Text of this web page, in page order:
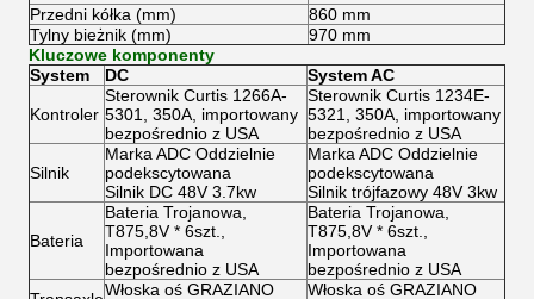
Przedni kółka (mm)
860 mm
Tylny bieżnik (mm)
970 mm
Kluczowe komponenty
System
DC System AC
Kontroler
Sterownik Curtis 1266A-
5301, 350A, importowany
bezpośrednio z USA
Sterownik Curtis 1234E-
5321, 350A, importowany
bezpośrednio z USA
Silnik
Marka ADC Oddzielnie
podekscytowana
Silnik DC 48V 3.7kw
Marka ADC Oddzielnie
podekscytowana
Silnik trójfazowy 48V 3kw
Bateria
Bateria Trojanowa,
T875,8V * 6szt.,
Importowana
bezpośrednio z USA
Bateria Trojanowa,
T875,8V * 6szt.,
Importowana
bezpośrednio z USA
Włoska oś GRAZIANO
Włoska oś GRAZIANO